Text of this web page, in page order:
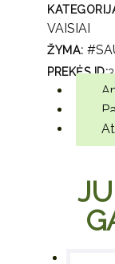
VAISIAI
ŽYMA:
PREKĖS ID: